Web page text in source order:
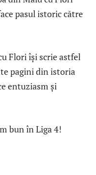
pasul istoric către
Flori își scrie astfel
pagini din istoria
entuziasm și
bun în Liga 4!